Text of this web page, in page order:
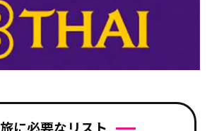
旅に必要なリスト